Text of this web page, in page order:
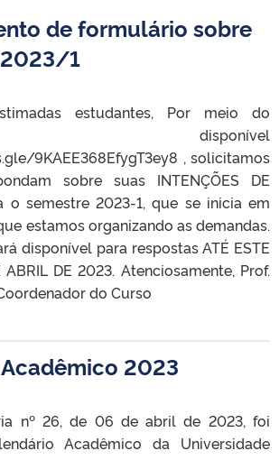
de formulário sobre
1
estudantes, Por meio do
disponível
9KAEE368EfygT3ey8 , solicitamos
sobre suas INTENÇÕES DE
o semestre 2023-1, que se inicia em
estamos organizando as demandas.
disponível para respostas ATÉ ESTE
ABRIL DE 2023. Atenciosamente, Prof.
do Curso
2023
nº 26, de 06 de abril de 2023, foi
Acadêmico da Universidade